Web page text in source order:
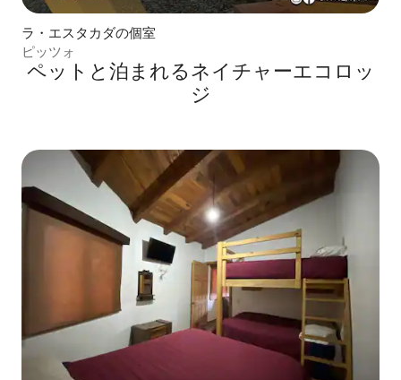
ラ・エスタカダの個室
ピッツォ
ペットと泊まれるネイチャーエコロッ
ジ